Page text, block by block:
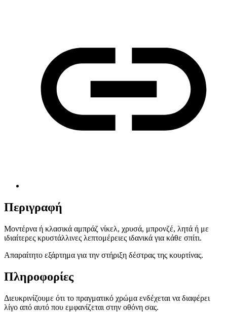
Περιγραφή
Μοντέρνα ή κλασικά αμπράζ νίκελ, χρυσά, μπρονζέ, λητά ή με
ιδιαίτερες κρυστάλλινες λεπτομέρειες ιδανικά για κάθε σπίτι.
Απαραίτητο εξάρτημα για την στήριξη δέστρας της κουρτίνας.
Πληροφορίες
Διευκρινίζουμε ότι το πραγματικό χρώμα ενδέχεται να διαφέρει
λίγο από αυτό που εμφανίζεται στην οθόνη σας.